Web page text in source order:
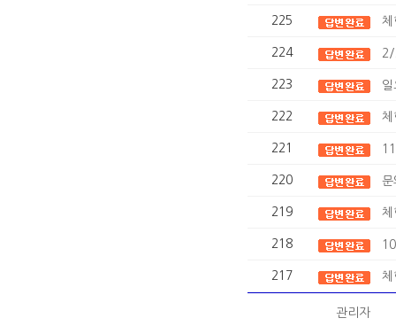
225 체
224 2/
223
222 체
221
220 문
219 체
218
217 체
관리자